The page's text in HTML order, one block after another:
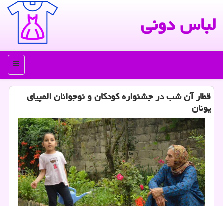
لباس دونی
منو
قطار آن شب در جشنواره كودكان و نوجوانان المپیای
یونان